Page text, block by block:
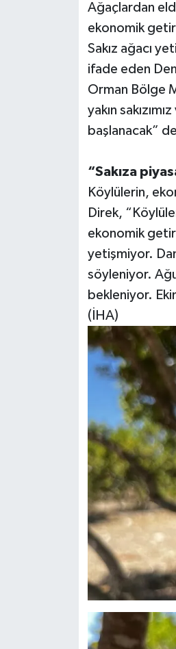
Ağaçlardan
ekonomik
Sakız ağacı
ifade eden
Orman Bölge
yakın
başlanacak”
“Sakıza
Köylülerin,
Direk,
ekonomik
yetişmiyor.
söyleniyor.
bekleniyor.
(İHA)